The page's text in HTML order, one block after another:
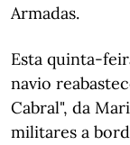
Armadas.
Esta quinta-
navio
Cabral", da
militares a